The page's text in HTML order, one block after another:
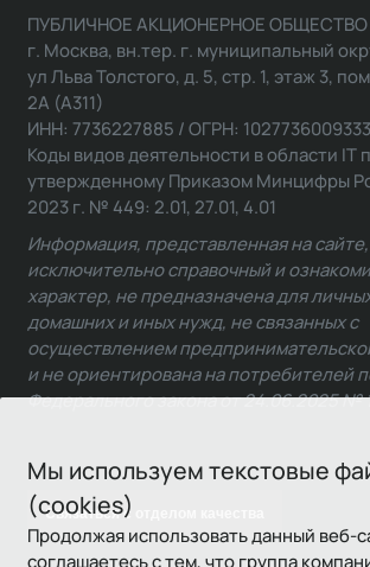
Мы используем текстовые
(cookies)
Продолжая использовать данный веб-
соглашаетесь с тем, что группа
Связаться с отделом качества
ПУБЛИЧНОЕ АКЦИОНЕРНОЕ
г. Москва, вн.тер. г. муниципальный
ул Льва Толстого, д. 5, стр. 1, этаж 3,
2А (А311)
ИНН: 7736227885 / ОГРН:
Коды видов деятельности в области IT
утвержденному Приказом Минцифры
2023 г. № 449: 2.01, 27.01, 4.01
Информация, представленная на
исключительно справочный и
характер, не предназначена для
домашних и иных нужд, не связанных с
осуществлением
и не ориентирована на потребителей
Федерального закона от 24.06.2025 №